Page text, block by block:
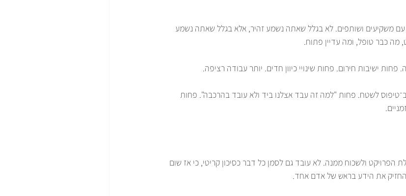
עם משקיעים ושותפים. לא בגלל שאתה נשמע זהיר, אלא בגלל שאתה נשמע
כבר טופל, ומה עדיין פתוח.
ישיבות חירום. פחות שינויי כיוון חדים. יותר עבודה רציפה.
לשטח. פחות "למה זה עבד אצלנו ביד ולא עובד בהרכבה". פחות
הפרויקט ולשכוח ממנה. לא עובד גם לסמן כל דבר כסיכון קריטי, כי אז שום
את הידע בראש של אדם אחד.